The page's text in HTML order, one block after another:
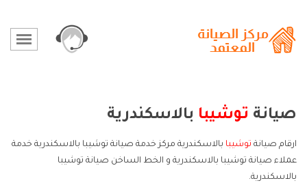
صيانة توشيبا بالاسكندرية
ارقام صيانة توشيبا بالاسكندرية مركز خدمة صيانة توشيبا بالاسكندرية خدمة
عملاء صيانة توشيبا بالاسكندرية و الخط الساخن صيانة توشيبا
بالاسكندرية.